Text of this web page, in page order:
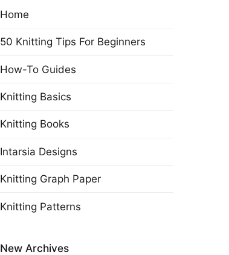
Home
50 Knitting Tips For Beginners
How-To Guides
Knitting Basics
Knitting Books
Intarsia Designs
Knitting Graph Paper
Knitting Patterns
New Archives